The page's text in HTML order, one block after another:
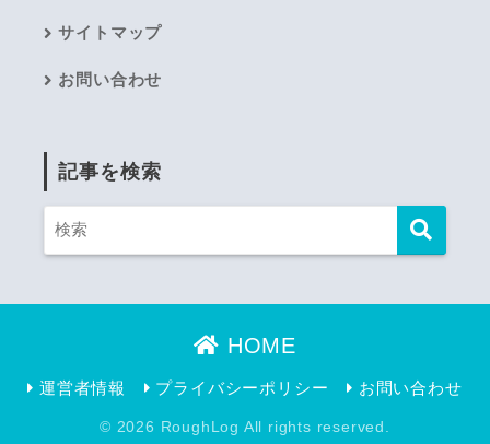
サイトマップ
お問い合わせ
記事を検索
HOME
運営者情報 プライバシーポリシー お問い合わせ
© 2026 RoughLog All rights reserved.